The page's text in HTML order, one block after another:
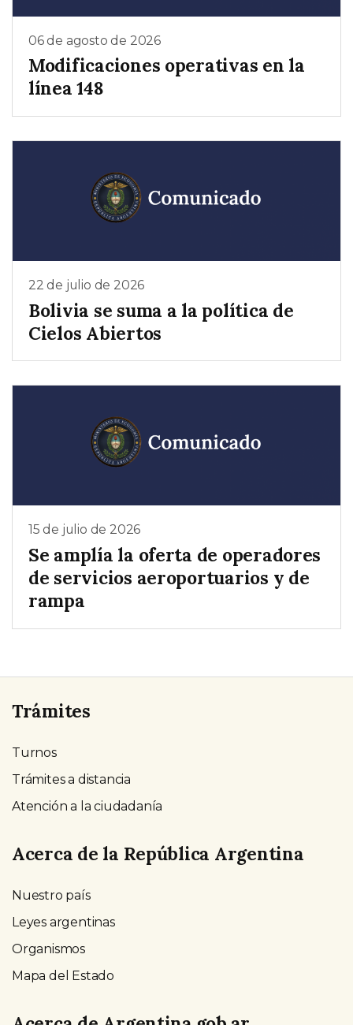
06 de agosto de 2026
Modificaciones operativas en la
línea 148
22 de julio de 2026
Bolivia se suma a la política de
Cielos Abiertos
15 de julio de 2026
Se amplía la oferta de operadores
de servicios aeroportuarios y de
rampa
Trámites
Turnos
Trámites a distancia
Atención a la ciudadanía
Acerca de la República Argentina
Nuestro país
Leyes argentinas
Organismos
Mapa del Estado